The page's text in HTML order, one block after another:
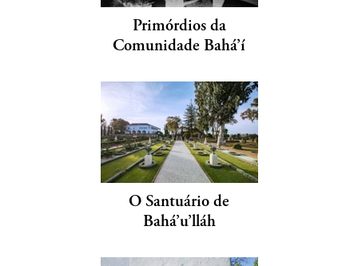
Primórdios da
Comunidade Bahá’í
O Santuário de
Bahá’u’lláh